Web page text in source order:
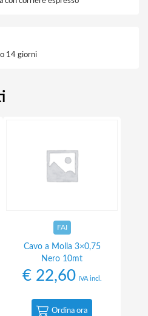
14 giorni
FAI
Cavo a Molla 3×0,75
Nero 10mt
€22,60 IVA incl.
Ordina ora